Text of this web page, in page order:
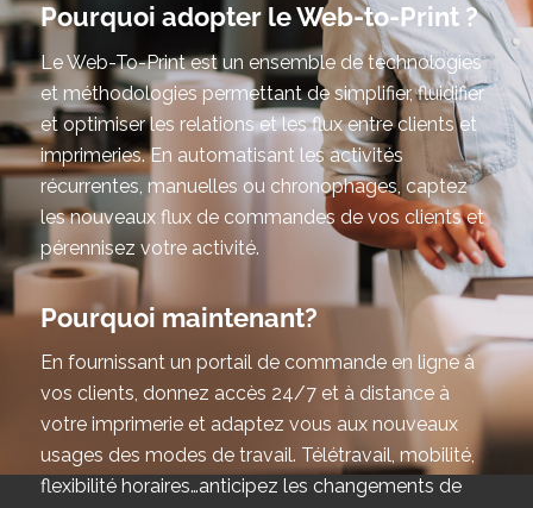
Pourquoi adopter le Web-to-Print ?
Le Web-To-Print est un ensemble de technologies
et méthodologies permettant de simplifier, fluidifier
et optimiser les relations et les flux entre clients et
imprimeries. En automatisant les activités
récurrentes, manuelles ou chronophages, captez
les nouveaux flux de commandes de vos clients et
pérennisez votre activité.
Pourquoi maintenant?
En fournissant un portail de commande en ligne à
vos clients, donnez accès 24/7 et à distance à
votre imprimerie et adaptez vous aux nouveaux
usages des modes de travail. Télétravail, mobilité,
flexibilité horaires…anticipez les changements de